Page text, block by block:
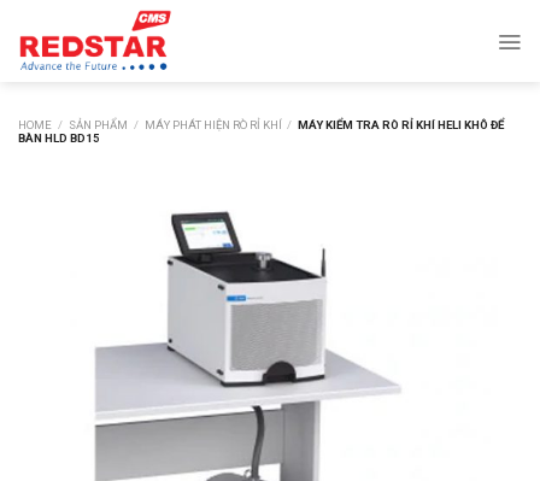
content
HOME / SẢN PHẨM / MÁY PHÁT HIỆN RÒ RỈ KHÍ / MÁY KIỂM TRA RÒ RỈ KHÍ HELI KHÔ ĐỂ
BÀN HLD BD15